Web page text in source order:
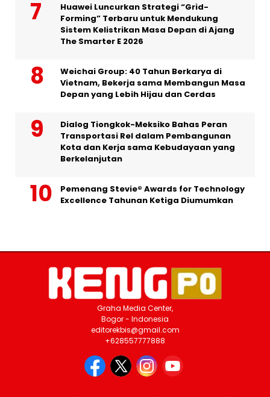
Huawei Luncurkan Strategi “Grid-
Forming” Terbaru untuk Mendukung
Sistem Kelistrikan Masa Depan di Ajang
The Smarter E 2026
Weichai Group: 40 Tahun Berkarya di
Vietnam, Bekerja sama Membangun Masa
Depan yang Lebih Hijau dan Cerdas
Dialog Tiongkok-Meksiko Bahas Peran
Transportasi Rel dalam Pembangunan
Kota dan Kerja sama Kebudayaan yang
Berkelanjutan
Pemenang Stevie® Awards for Technology
Excellence Tahunan Ketiga Diumumkan
Graha Media Center,
Bogor - Indonesia
editorekbis@gmail.com
+628557777888